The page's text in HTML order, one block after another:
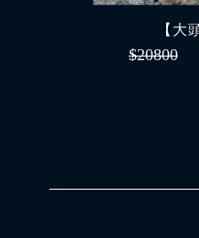
【大
$20800